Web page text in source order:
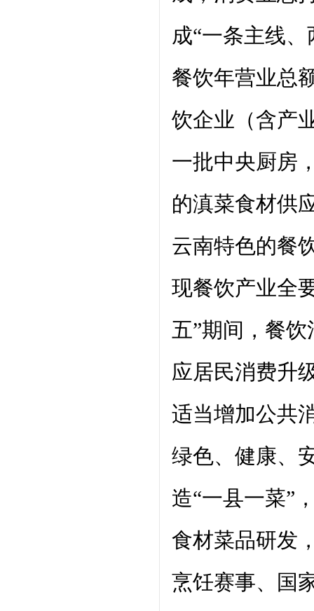
成“一条主线
餐饮年营业总
饮企业（含产
一批中央厨房
的滇菜食材供
云南特色的餐
现餐饮产业全
五”期间，餐
应居民消费升
适当增加公共
绿色、健康、
造“一县一菜”
食材菜品研发
烹饪赛事、国